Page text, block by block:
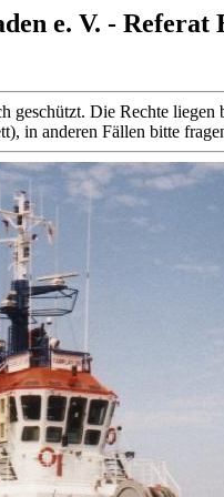
e. V. - Referat
geschützt. Die Rechte
in anderen Fällen bitte